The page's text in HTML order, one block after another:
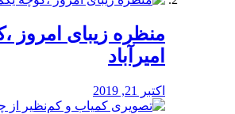
منظره‌‌ زیبای امروز
امیرآباد
اکتبر 21, 2019